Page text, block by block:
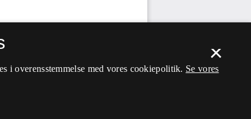
×
i overensstemmelse med vores cookiepolitik. Se vores